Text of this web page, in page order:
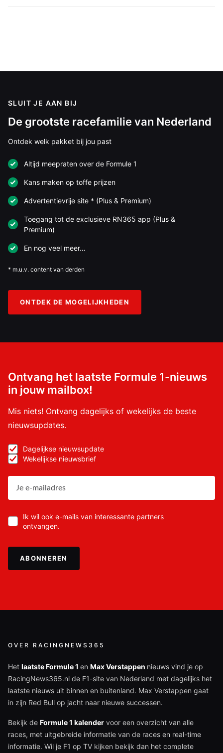
SLUIT JE AAN BIJ
De grootste racefamilie van Nederland
Ontdek welk pakket bij jou past
Altijd meepraten over de Formule 1
Kans maken op toffe prijzen
Advertentievrije site * (Plus & Premium)
Toegang tot de exclusieve RN365 app (Plus &
Premium)
En nog veel meer…
* m.u.v. content van derden
ONTDEK DE MOGELIJKHEDEN
Ontvang het laatste Formule 1-nieuws
in jouw mailbox!
Mis niets! Ontvang dagelijks of wekelijks de beste
nieuwsupdates.
Dagelijkse nieuwsupdate
Wekelijkse nieuwsbrief
Ik wil ook e-mails van interessante partners
ontvangen.
ABONNEREN
OVER RACINGNEWS365
Het laatste Formule 1 en Max Verstappen nieuws vind je op
RacingNews365.nl de F1-site van Nederland met dagelijks het
laatste nieuws uit binnen en buitenland. Max Verstappen gaat
in zijn Red Bull op jacht naar nieuwe successen.
Bekijk de Formule 1 kalender voor een overzicht van alle
races, met uitgebreide informatie van de races en real-time
informatie. Wil je F1 op TV kijken bekijk dan het complete